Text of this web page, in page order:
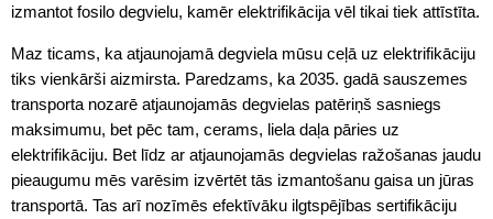
izmantot fosilo degvielu, kamēr elektrifikācija vēl tikai tiek attīstīta.
Maz ticams, ka atjaunojamā degviela mūsu ceļā uz elektrifikāciju
tiks vienkārši aizmirsta. Paredzams, ka 2035. gadā sauszemes
transporta nozarē atjaunojamās degvielas patēriņš sasniegs
maksimumu, bet pēc tam, cerams, liela daļa pāries uz
elektrifikāciju. Bet līdz ar atjaunojamās degvielas ražošanas jaudu
pieaugumu mēs varēsim izvērtēt tās izmantošanu gaisa un jūras
transportā. Tas arī nozīmēs efektīvāku ilgtspējības sertifikāciju